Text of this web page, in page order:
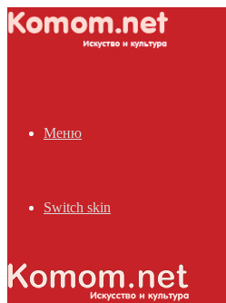
Меню
Switch skin